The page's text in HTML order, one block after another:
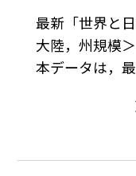
最新「世界と
大陸，州規模
本データは，
ト作成やワー